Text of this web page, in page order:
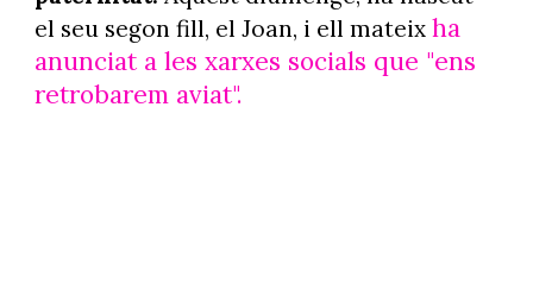
el seu segon fill, el Joan, i ell mateix ha
anunciat a les xarxes socials que "ens
retrobarem aviat".